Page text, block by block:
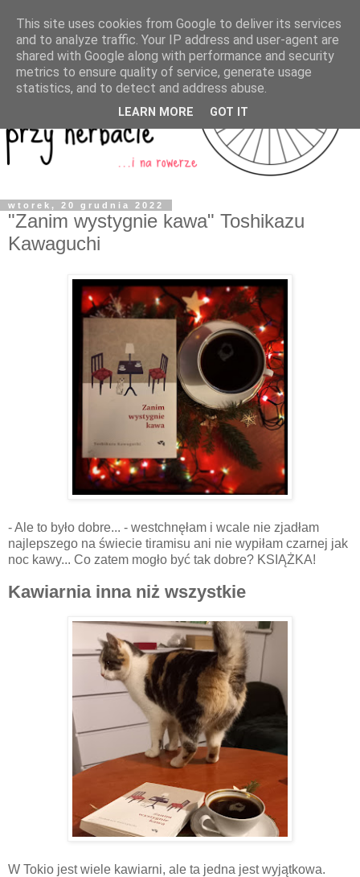
wtorek, 20 grudnia 2022
"Zanim wystygnie kawa" Toshikazu
Kawaguchi
- Ale to było dobre... - westchnęłam i wcale nie zjadłam
najlepszego na świecie tiramisu ani nie wypiłam czarnej jak
noc kawy... Co zatem mogło być tak dobre? KSIĄŻKA!
Kawiarnia inna niż wszystkie
W Tokio jest wiele kawiarni, ale ta jedna jest wyjątkowa.
This site uses cookies from Google to deliver its services
and to analyze traffic. Your IP address and user-agent are
shared with Google along with performance and security
metrics to ensure quality of service, generate usage
statistics, and to detect and address abuse.
LEARN MORE GOT IT